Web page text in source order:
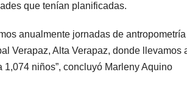
que tenían planificadas.
anualmente jornadas de
Verapaz, Alta Verapaz, donde llevamos
niños”, concluyó Marleny Aquino